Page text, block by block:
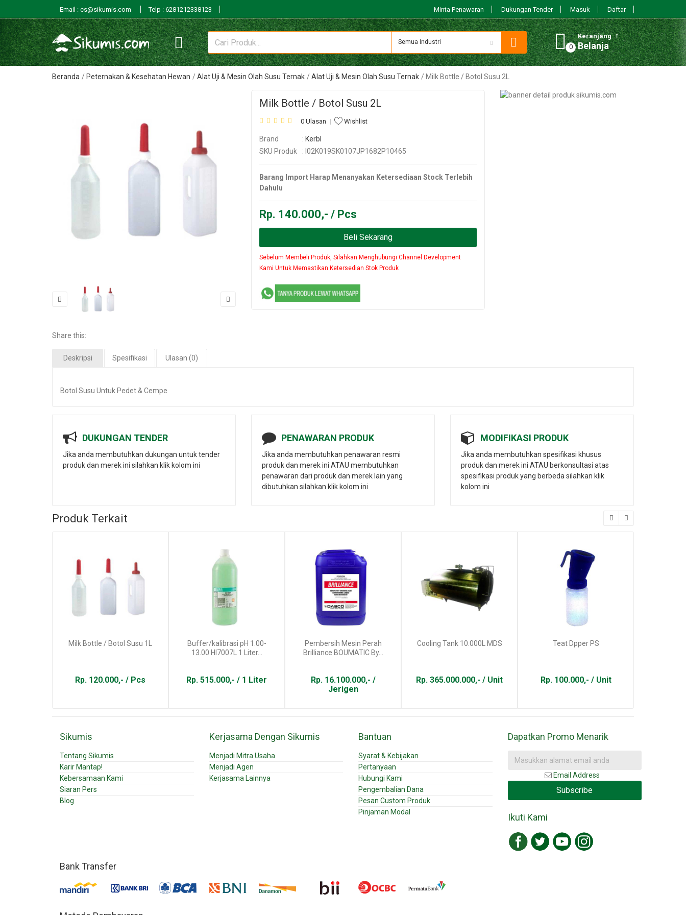
Email : cs@sikumis.com Telp : 6281212338123 Minta Penawaran Dukungan Tender Masuk Daftar
Semua Industri
Keranjang
Belanja
Beranda Peternakan & Kesehatan Hewan Alat Uji & Mesin Olah Susu Ternak Alat Uji & Mesin Olah Susu Ternak Milk Bottle / Botol Susu 2L
Share this:
Milk Bottle / Botol Susu 2L
0 Ulasan Wishlist
Brand : Kerbl
SKU Produk
: I02K019SK0107JP1682P10465
Barang Import Harap Menanyakan Ketersediaan Stock Terlebih
Dahulu
Rp. 140.000,- / Pcs
Beli Sekarang
Sebelum Membeli Produk, Silahkan Menghubungi Channel Development
Kami Untuk Memastikan Ketersedian Stok Produk
Deskripsi Spesifikasi Ulasan (0)
Botol Susu Untuk Pedet & Cempe
DUKUNGAN TENDER
Jika anda membutuhkan dukungan untuk tender
produk dan merek ini silahkan klik kolom ini
PENAWARAN PRODUK
Jika anda membutuhkan penawaran resmi
produk dan merek ini ATAU membutuhkan
penawaran dari produk dan merek lain yang
dibutuhkan silahkan klik kolom ini
MODIFIKASI PRODUK
Jika anda membutuhkan spesifikasi khusus
produk dan merek ini ATAU berkonsultasi atas
spesifikasi produk yang berbeda silahkan klik
kolom ini
Produk Terkait
Milk Bottle / Botol Susu 1L
Rp. 120.000,- / Pcs
Buffer/kalibrasi pH 1.00-
13.00 HI7007L 1 Liter...
Rp. 515.000,- / 1 Liter
Pembersih Mesin Perah
Brilliance BOUMATIC By...
Rp. 16.100.000,- /
Jerigen
Cooling Tank 10.000L MDS
Rp. 365.000.000,- / Unit
Teat Dpper PS
Rp. 100.000,- / Unit
Sikumis
Tentang Sikumis
Karir Mantap!
Kebersamaan Kami
Siaran Pers
Blog
Kerjasama Dengan Sikumis
Menjadi Mitra Usaha
Menjadi Agen
Kerjasama Lainnya
Bantuan
Syarat & Kebijakan
Pertanyaan
Hubungi Kami
Pengembalian Dana
Pesan Custom Produk
Pinjaman Modal
Dapatkan Promo Menarik
Email Address
Subscribe
Ikuti Kami
Bank Transfer